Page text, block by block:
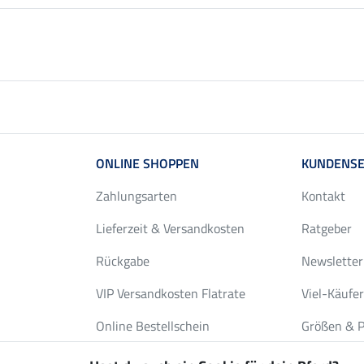
ONLINE SHOPPEN
Zahlungsarten
Lieferzeit & Versandkosten
Rückgabe
VIP Versandkosten Flatrate
Online Bestellschein
Gutscheine
Kontakt
Ratgeber
Newsletter
Viel-
Größen &